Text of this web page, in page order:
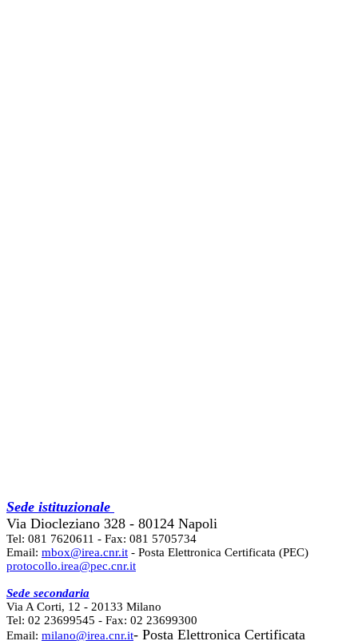
Sede istituzionale
Via Diocleziano 328 - 80124 Napoli
Tel: 081 7620611 - Fax: 081 5705734
Email: mbox@irea.cnr.it - Posta Elettronica Certificata (PEC)
protocollo.irea@pec.cnr.it
Sede secondaria
Via A Corti, 12 - 20133 Milano
Tel: 02 23699545 - Fax: 02 23699300
Email: milano@irea.cnr.it- Posta Elettronica Certificata